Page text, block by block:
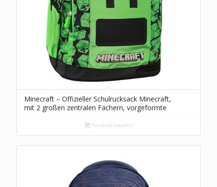
Minecraft – Offizieller Schulrucksack Minecraft,
mit 2 großen zentralen Fächern, vorgeformte
verstellbare gepolsterte Schultergurte,
thermogeformte Rückseite und
Produkt kaufen